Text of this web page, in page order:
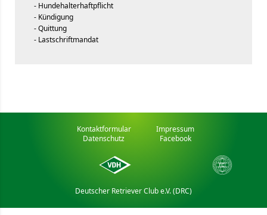
- Hundehalterhaftpflicht
- Kündigung
- Quittung
- Lastschriftmandat
Deutscher Retriever Club e.V. (DRC)
Kontaktformular
Impressum
Datenschutz
Facebook